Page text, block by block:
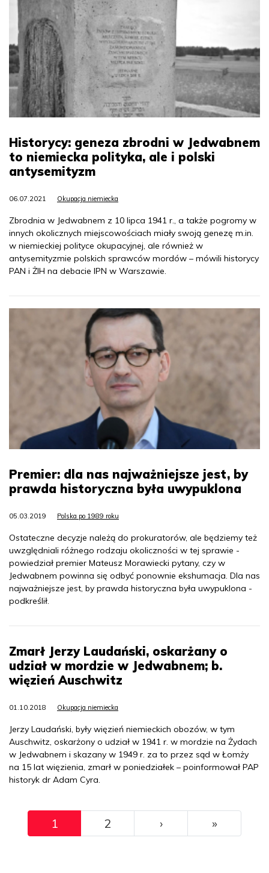
Historycy: geneza zbrodni w Jedwabnem
to niemiecka polityka, ale i polski
antysemityzm
06.07.2021 Okupacja niemiecka
Zbrodnia w Jedwabnem z 10 lipca 1941 r., a także pogromy w
innych okolicznych miejscowościach miały swoją genezę m.in.
w niemieckiej polityce okupacyjnej, ale również w
antysemityzmie polskich sprawców mordów – mówili historycy
PAN i ŻIH na debacie IPN w Warszawie.
Premier: dla nas najważniejsze jest, by
prawda historyczna była uwypuklona
05.03.2019 Polska po 1989 roku
Ostateczne decyzje należą do prokuratorów, ale będziemy też
uwzględniali różnego rodzaju okoliczności w tej sprawie -
powiedział premier Mateusz Morawiecki pytany, czy w
Jedwabnem powinna się odbyć ponownie ekshumacja. Dla nas
najważniejsze jest, by prawda historyczna była uwypuklona -
podkreślił.
Zmarł Jerzy Laudański, oskarżany o
udział w mordzie w Jedwabnem; b.
więzień Auschwitz
01.10.2018 Okupacja niemiecka
Jerzy Laudański, były więzień niemieckich obozów, w tym
Auschwitz, oskarżony o udział w 1941 r. w mordzie na Żydach
w Jedwabnem i skazany w 1949 r. za to przez sąd w Łomży
na 15 lat więzienia, zmarł w poniedziałek – poinformował PAP
historyk dr Adam Cyra.
Pagination
1 2 ››› »Ostatni